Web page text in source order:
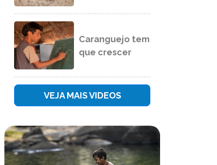
Caranguejo tem
que crescer
VEJA MAIS VIDEOS